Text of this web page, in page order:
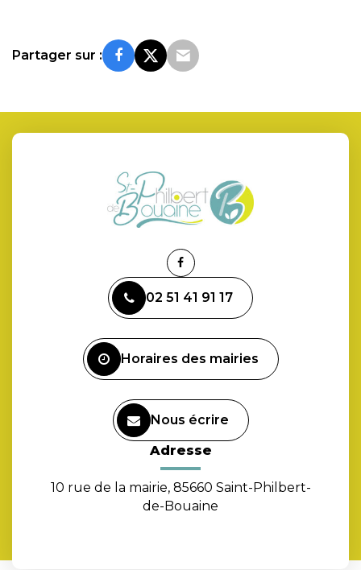
Partager sur :
Lien
le
compte
02 51 41 91 17
Horaires des mairies
Nous écrire
Adresse
10 rue de la mairie, 85660 Saint-Philbert-
de-Bouaine